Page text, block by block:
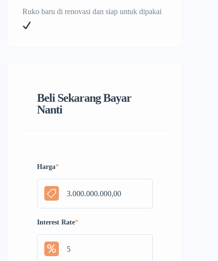
Ruko baru di renovasi dan siap untuk dipakai
Beli Sekarang Bayar
Nanti
Harga*
Interest Rate*